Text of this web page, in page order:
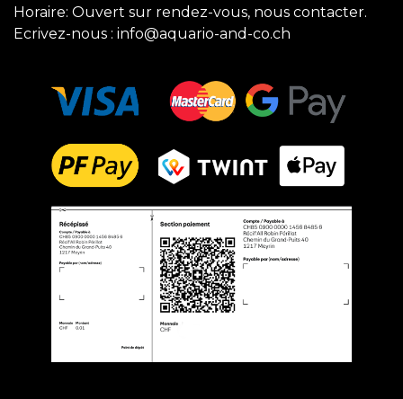
Horaire: Ouvert sur rendez-vous, nous contacter.
Ecrivez-nous : info@aquario-and-co.ch